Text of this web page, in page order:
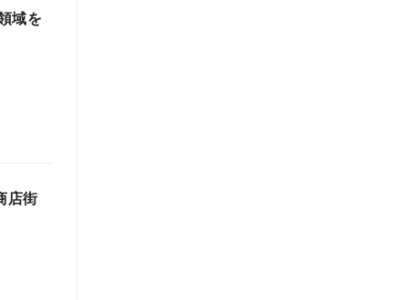
域を
店街